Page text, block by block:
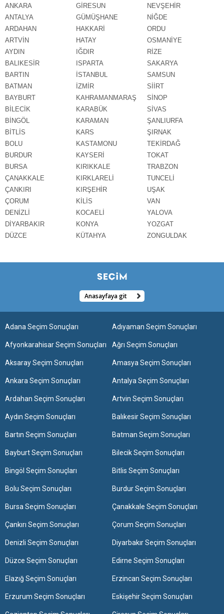
ANKARA
ANTALYA
ARDAHAN
ARTVİN
AYDIN
BALIKESİR
BARTIN
BATMAN
BAYBURT
BİLECİK
BİNGÖL
BİTLİS
BOLU
BURDUR
BURSA
ÇANAKKALE
ÇANKIRI
ÇORUM
DENİZLİ
DİYARBAKIR
DÜZCE
GİRESUN
GÜMÜŞHANE
HAKKARİ
HATAY
IĞDIR
ISPARTA
İSTANBUL
İZMİR
KAHRAMANMARAŞ
KARABÜK
KARAMAN
KARS
KASTAMONU
KAYSERİ
KIRIKKALE
KIRKLARELİ
KIRŞEHİR
KİLİS
KOCAELİ
KONYA
KÜTAHYA
NEVŞEHİR
NİĞDE
ORDU
OSMANİYE
RİZE
SAKARYA
SAMSUN
SİİRT
SİNOP
SİVAS
ŞANLIURFA
ŞIRNAK
TEKİRDAĞ
TOKAT
TRABZON
TUNCELİ
UŞAK
VAN
YALOVA
YOZGAT
ZONGULDAK
Anasayfaya git
Adana Seçim Sonuçları Adıyaman Seçim Sonuçları
Afyonkarahisar Seçim Sonuçları Ağrı Seçim Sonuçları
Aksaray Seçim Sonuçları Amasya Seçim Sonuçları
Ankara Seçim Sonuçları Antalya Seçim Sonuçları
Ardahan Seçim Sonuçları Artvin Seçim Sonuçları
Aydın Seçim Sonuçları Balıkesir Seçim Sonuçları
Bartın Seçim Sonuçları Batman Seçim Sonuçları
Bayburt Seçim Sonuçları Bilecik Seçim Sonuçları
Bingöl Seçim Sonuçları Bitlis Seçim Sonuçları
Bolu Seçim Sonuçları Burdur Seçim Sonuçları
Bursa Seçim Sonuçları Çanakkale Seçim Sonuçları
Çankırı Seçim Sonuçları Çorum Seçim Sonuçları
Denizli Seçim Sonuçları Diyarbakır Seçim Sonuçları
Düzce Seçim Sonuçları Edirne Seçim Sonuçları
Elazığ Seçim Sonuçları Erzincan Seçim Sonuçları
Erzurum Seçim Sonuçları Eskişehir Seçim Sonuçları